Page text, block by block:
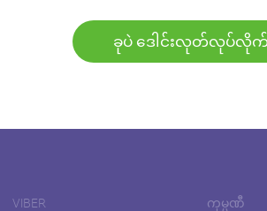
ခုပဲ ဒေါင်းလုတ်လုပ်လိုက်
VIBER ကုမ္ပဏီ